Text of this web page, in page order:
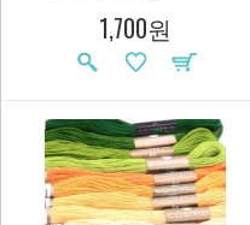
1,700원